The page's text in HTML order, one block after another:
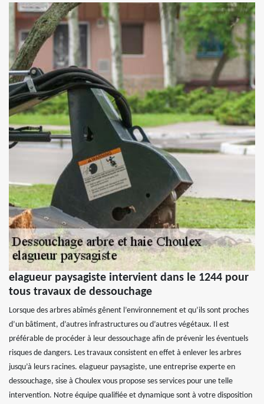
elagueur paysagiste intervient dans le 1244 pour
tous travaux de dessouchage
Lorsque des arbres abîmés gênent l’environnement et qu’ils sont proches
d’un bâtiment, d’autres infrastructures ou d’autres végétaux. Il est
préférable de procéder à leur dessouchage afin de prévenir les éventuels
risques de dangers. Les travaux consistent en effet à enlever les arbres
jusqu’à leurs racines. elagueur paysagiste, une entreprise experte en
dessouchage, sise à Choulex vous propose ses services pour une telle
intervention. Notre équipe qualifiée et dynamique sont à votre disposition